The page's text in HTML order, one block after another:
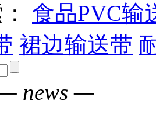
食品PVC输
裙边输送带
news —